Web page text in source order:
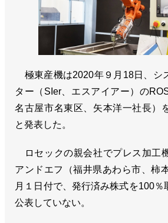
極東産機は2020年９月18日、シ
ター（SIer、エスアイアー）の
名古屋市名東区、矢本洋一社長）
と発表した。
ロセックの親会社でプレス加工
アンドエフ（福井県あわら市、柿
月１日付で、発行済み株式を100％
公表していない。